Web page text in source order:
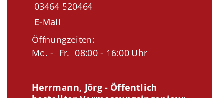
03464 520464
E-Mail
Öffnungzeiten:
Mo. - Fr. 08:00 - 16:00 Uhr
Herrmann, Jörg - Öffentlich